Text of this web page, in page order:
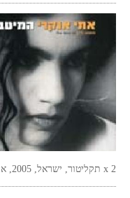
2 x תקליטור, ישראל, 2005, אן אם סי, 20769-2, סטריאו,